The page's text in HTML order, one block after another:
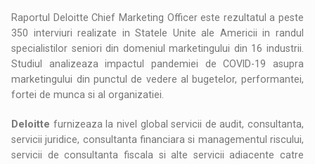
Raportul Deloitte Chief Marketing Officer este rezultatul a peste
350 interviuri realizate in Statele Unite ale Americii in randul
specialistilor seniori din domeniul marketingului din 16 industrii.
Studiul analizeaza impactul pandemiei de COVID-19 asupra
marketingului din punctul de vedere al bugetelor, performantei,
fortei de munca si al organizatiei.
Deloitte furnizeaza la nivel global servicii de audit, consultanta,
servicii juridice, consultanta financiara si managementul riscului,
servicii de consultanta fiscala si alte servicii adiacente catre